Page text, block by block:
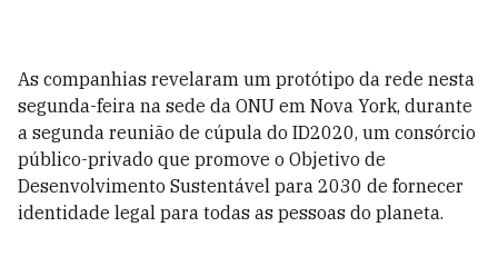
As companhias revelaram um protótipo da rede nesta
segunda-feira na sede da ONU em Nova York, durante
a segunda reunião de cúpula do ID2020, um consórcio
público-privado que promove o Objetivo de
Desenvolvimento Sustentável para 2030 de fornecer
identidade legal para todas as pessoas do planeta.